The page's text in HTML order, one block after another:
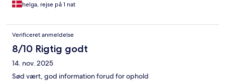
helga, rejse på 1 nat
Verificeret anmeldelse
8/10 Rigtig godt
14. nov. 2025
Sød vært, god information forud for ophold